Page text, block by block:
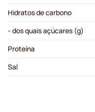
Hidratos de carbono
- dos quais açúcares (g)
Proteína
Sal